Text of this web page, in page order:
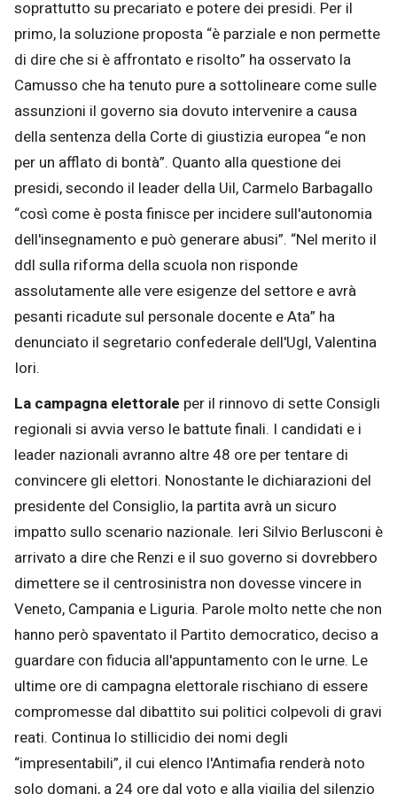
soprattutto su precariato e potere dei presidi. Per il
primo, la soluzione proposta “è parziale e non permette
di dire che si è affrontato e risolto” ha osservato la
Camusso che ha tenuto pure a sottolineare come sulle
assunzioni il governo sia dovuto intervenire a causa
della sentenza della Corte di giustizia europea “e non
per un afflato di bontà”. Quanto alla questione dei
presidi, secondo il leader della Uil, Carmelo Barbagallo
“così come è posta finisce per incidere sull'autonomia
dell'insegnamento e può generare abusi”. “Nel merito il
ddl sulla riforma della scuola non risponde
assolutamente alle vere esigenze del settore e avrà
pesanti ricadute sul personale docente e Ata” ha
denunciato il segretario confederale dell'Ugl, Valentina
Iori.
La campagna elettorale per il rinnovo di sette Consigli
regionali si avvia verso le battute finali. I candidati e i
leader nazionali avranno altre 48 ore per tentare di
convincere gli elettori. Nonostante le dichiarazioni del
presidente del Consiglio, la partita avrà un sicuro
impatto sullo scenario nazionale. Ieri Silvio Berlusconi è
arrivato a dire che Renzi e il suo governo si dovrebbero
dimettere se il centrosinistra non dovesse vincere in
Veneto, Campania e Liguria. Parole molto nette che non
hanno però spaventato il Partito democratico, deciso a
guardare con fiducia all'appuntamento con le urne. Le
ultime ore di campagna elettorale rischiano di essere
compromesse dal dibattito sui politici colpevoli di gravi
reati. Continua lo stillicidio dei nomi degli
“impresentabili”, il cui elenco l'Antimafia renderà noto
solo domani, a 24 ore dal voto e alla vigilia del silenzio